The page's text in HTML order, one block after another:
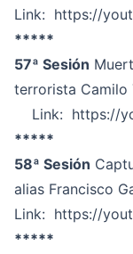
Link: https://
*****
57ª Sesión
terrorista Camilo
Link: https://
*****
58ª Sesión
alias Francisco
Link: https://
*****